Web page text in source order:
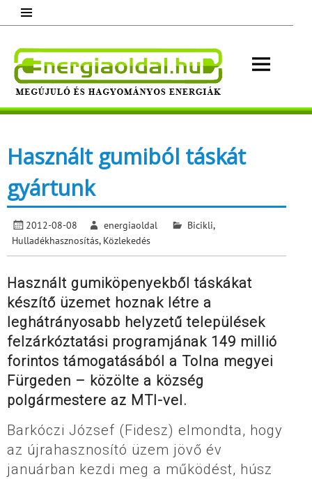
content
Megújuló és hagyományos energiák.
Használt gumiból táskát
gyártunk
2012-08-08 energiaoldal Bicikli,
Hulladékhasznosítás, Közlekedés
Használt gumiköpenyekből táskákat
készítő üzemet hoznak létre a
leghátrányosabb helyzetű települések
felzárkóztatási programjának 149 millió
forintos támogatásából a Tolna megyei
Fürgeden – közölte a község
polgármestere az MTI-vel.
Barkóczi József (Fidesz) elmondta, hogy
az újrahasznosító üzem jövő év
januárban kezdi meg a működést, húsz